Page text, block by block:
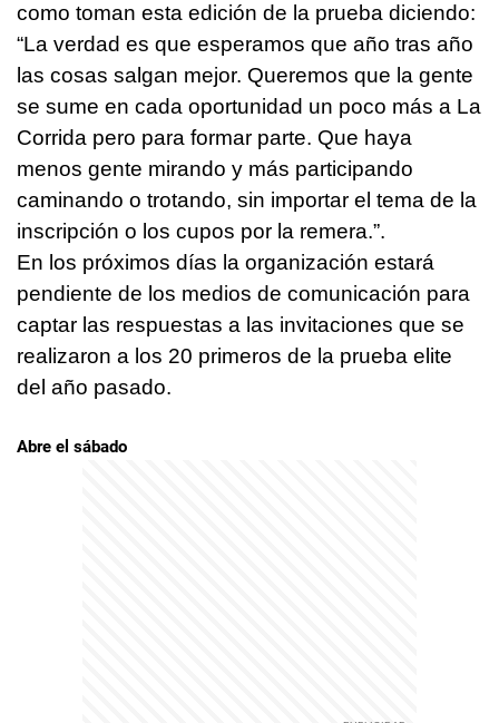
como toman esta edición de la prueba diciendo:
“La verdad es que esperamos que año tras año
las cosas salgan mejor. Queremos que la gente
se sume en cada oportunidad un poco más a La
Corrida pero para formar parte. Que haya
menos gente mirando y más participando
caminando o trotando, sin importar el tema de la
inscripción o los cupos por la remera.”.
En los próximos días la organización estará
pendiente de los medios de comunicación para
captar las respuestas a las invitaciones que se
realizaron a los 20 primeros de la prueba elite
del año pasado.
Abre el sábado